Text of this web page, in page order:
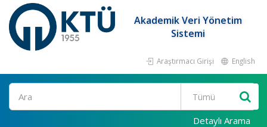
Akademik Veri Yönetim
Sistemi
Araştırmacı Girişi English
Ara
Detaylı Arama